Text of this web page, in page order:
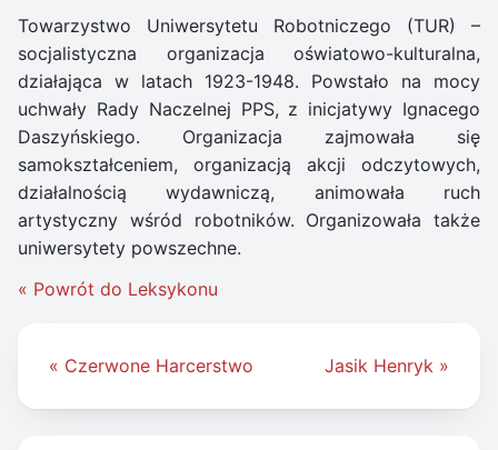
Towarzystwo Uniwersytetu Robotniczego (TUR) –
socjalistyczna organizacja oświatowo-kulturalna,
działająca w latach 1923-1948. Powstało na mocy
uchwały Rady Naczelnej PPS, z inicjatywy Ignacego
Daszyńskiego. Organizacja zajmowała się
samokształceniem, organizacją akcji odczytowych,
działalnością wydawniczą, animowała ruch
artystyczny wśród robotników. Organizowała także
uniwersytety powszechne.
« Powrót do Leksykonu
Nawigacja
« Czerwone Harcerstwo Jasik Henryk »